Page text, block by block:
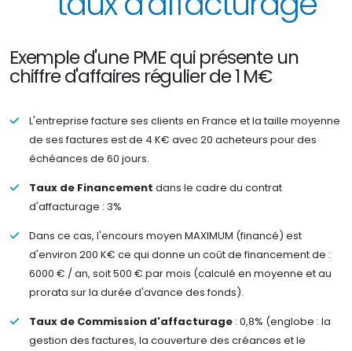
Exemple d'une PME qui présente un
chiffre d'affaires régulier de 1 M€
L'entreprise facture ses clients en France et la taille moyenne
de ses factures est de 4 K€ avec 20 acheteurs pour des
échéances de 60 jours.
Taux de Financement dans le cadre du contrat
d'affacturage : 3%
Dans ce cas, l'encours moyen MAXIMUM (financé) est
d'environ 200 K€ ce qui donne un coût de financement de :
6000 € / an, soit 500 € par mois (calculé en moyenne et au
prorata sur la durée d'avance des fonds).
Taux de Commission d'affacturage : 0,8% (englobe : la
gestion des factures, la couverture des créances et le